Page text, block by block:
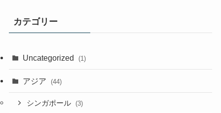
カテゴリー
Uncategorized (1)
アジア (44)
シンガポール (3)